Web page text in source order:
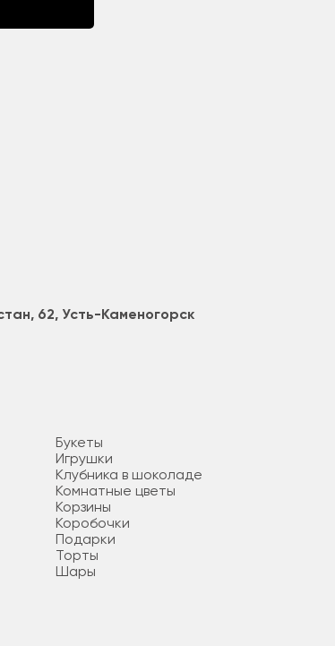
62, Усть-Каменогорск
Букеты
Игрушки
Клубника в шоколаде
Комнатные цветы
Корзины
Коробочки
Подарки
Торты
Шары